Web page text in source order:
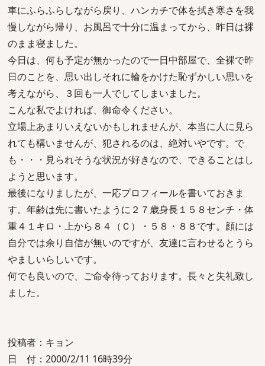
車にふらふらしながら戻り、ハンカチで体を拭き寒さを我
慢しながら帰り、お風呂で十分に温まってから、昨日は裸
のまま寝ました。
今日は、何も予定が無かったので一日中部屋で、全裸で昨
日のことを、思い出しそれに輪をかけた恥ずかしい思いを
考えながら、３回も一人でしてしまいました。
こんな私でよければ、御命令ください。
立場上あまりいえないかもしれませんが、本当に人に見ら
れても構いませんが、犯されるのは、絶対いやです。で
も・・・見られそうな状況が好きなので、できることはし
ようと思います。
最後になりましたが、一応プロフィールを書いておきま
す。年齢は先に書いたように２７歳身長１５８センチ・体
重４１キロ・上から８４（Ｃ）・５８・８８です。顔には
自分では余り自信が無いのですが、友達に言わせるとうら
やましいらしいです。
何でも良いので、ご命令待っております。長々と失礼致し
ました。
投稿者：キョン
日 付：2000/2/11 16時39分